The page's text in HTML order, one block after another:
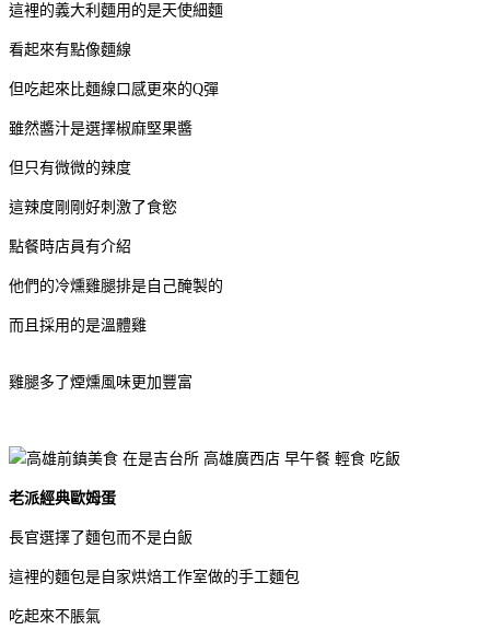
這裡的義大利麵用的是天使細麵
看起來有點像麵線
但吃起來比麵線口感更來的Q彈
雖然醬汁是選擇椒麻堅果醬
但只有微微的辣度
這辣度剛剛好刺激了食慾
點餐時店員有介紹
他們的冷燻雞腿排是自己醃製的
而且採用的是溫體雞
雞腿多了煙燻風味更加豐富
老派經典歐姆蛋
長官選擇了麵包而不是白飯
這裡的麵包是自家烘焙工作室做的手工麵包
吃起來不脹氣